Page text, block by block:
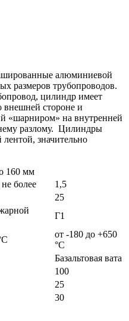
алюминиевой
размеров трубопроводов.
цилиндр имеет
внешней стороне и
«шарниром» на внутренней
разлому. Цилиндры
значительно
160 мм
более
1,5
25
Г1
от -180 до +650
°С
Базальтовая вата
100
25
30